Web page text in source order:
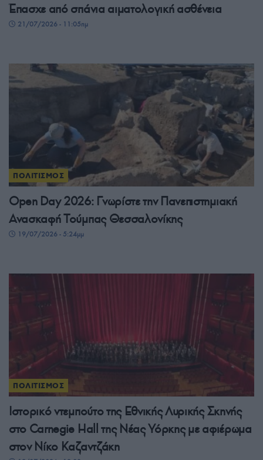
Έπασχε από σπάνια αιματολογική ασθένεια
21/07/2026 - 11:05πμ
ΠΟΛΙΤΙΣΜΟΣ
Open Day 2026: Γνωρίστε την Πανεπιστημιακή
Ανασκαφή Τούμπας Θεσσαλονίκης
19/07/2026 - 5:24μμ
ΠΟΛΙΤΙΣΜΟΣ
Ιστορικό ντεμπούτο της Εθνικής Λυρικής Σκηνής
στο Carnegie Hall της Νέας Υόρκης με αφιέρωμα
στον Νίκο Καζαντζάκη